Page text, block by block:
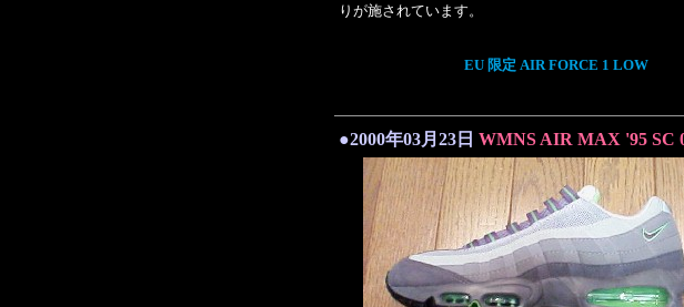
りが施されています。
EU 限定 AIR FORCE 1 LOW
●2000年03月23日 WMNS AIR MAX '95 SC